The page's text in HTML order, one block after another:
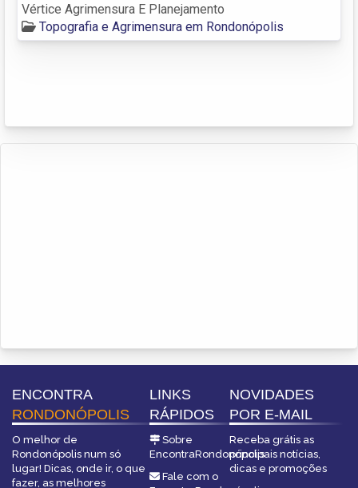
Vértice Agrimensura E Planejamento
Topografia e Agrimensura em Rondonópolis
ENCONTRA
RONDONÓPOLIS
O melhor de
Rondonópolis num só
lugar! Dicas, onde ir, o que
fazer, as melhores
LINKS
RÁPIDOS
Sobre
EncontraRondonópolis
Fale com o
NOVIDADES
POR E-MAIL
Receba grátis as
principais notícias,
dicas e promoções